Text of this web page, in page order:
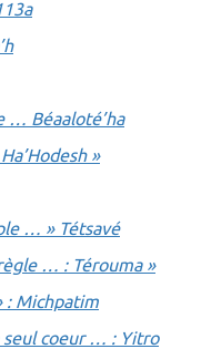
… Béaaloté’ha
»
… » Tétsavé
… : Térouma »
: Michpatim
seul coeur … : Yitro